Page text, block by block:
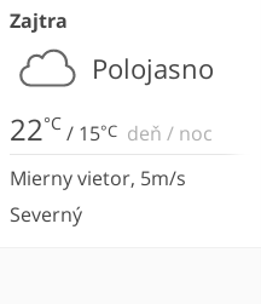
Zajtra
Polojasno
22°C / 15°C deň / noc
Mierny vietor, 5m/s
Severný